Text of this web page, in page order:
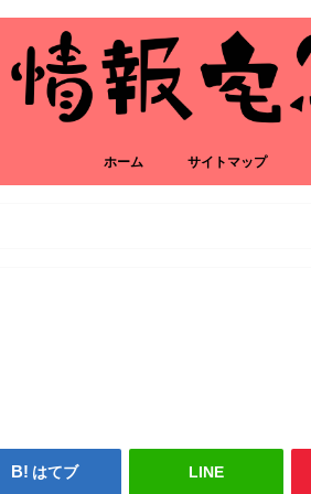
ホーム サイトマップ
はてブ LINE